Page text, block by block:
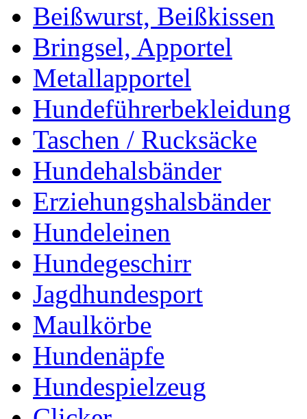
Beißwurst, Beißkissen
Bringsel, Apportel
Metallapportel
Hundeführerbekleidung
Taschen / Rucksäcke
Hundehalsbänder
Erziehungshalsbänder
Hundeleinen
Hundegeschirr
Jagdhundesport
Maulkörbe
Hundenäpfe
Hundespielzeug